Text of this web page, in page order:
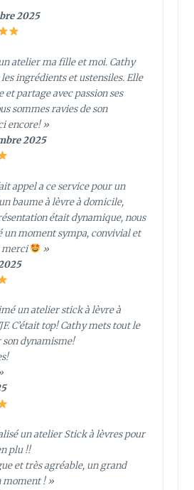
2025
atelier ma fille et moi. Cathy
ingrédients et ustensiles. Elle
et partage avec passion ses
sommes ravies de son
encore! »
2025
appel a ce service pour un
baume à lèvre à domicile,
était dynamique, nous
un moment sympa, convivial et
merci
»
un atelier stick à lèvre à
C’était top! Cathy mets tout le
son dynamisme!
un atelier Stick à lèvres pour
plu !!
et très agréable, un grand
moment ! »